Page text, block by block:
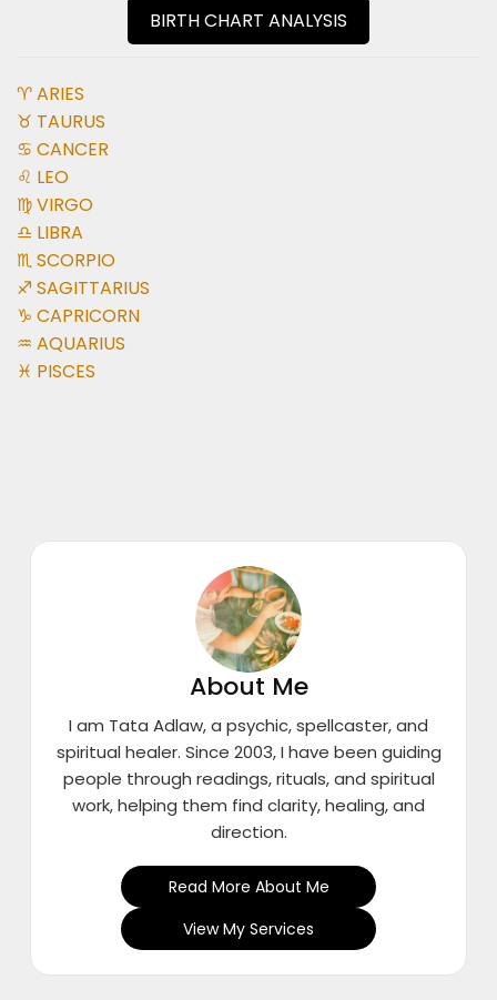
BIRTH CHART ANALYSIS
♈ ARIES
♉ TAURUS
♋ CANCER
♌ LEO
♍ VIRGO
♎ LIBRA
♏ SCORPIO
♐ SAGITTARIUS
♑ CAPRICORN
♒ AQUARIUS
♓ PISCES
About Me
I am Tata Adlaw, a psychic, spellcaster, and
spiritual healer. Since 2003, I have been guiding
people through readings, rituals, and spiritual
work, helping them find clarity, healing, and
direction.
Read More About Me
View My Services